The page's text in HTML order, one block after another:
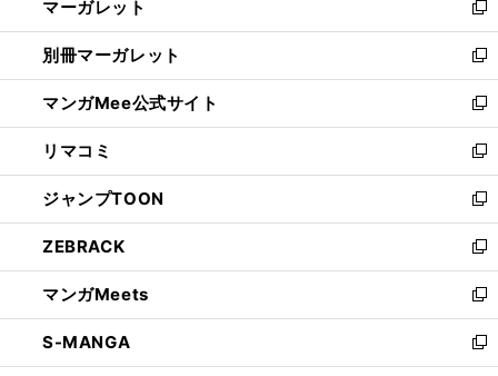
く
で
開
く
ド
ウ
で
開
く
い
ウ
ィ
ン
ド
ウ
で
開
く
マーガレット
新
し
い
ウ
ィ
ン
ド
ウ
で
開
く
別冊マーガレット
新
し
い
ウ
ィ
ン
ド
ウ
で
開
く
マンガMee公式サイト
新
し
い
ウ
ィ
ン
ド
ウ
で
開
く
リマコミ
新
し
い
ウ
ィ
ン
ド
ウ
で
開
ジャンプTOON
新
し
い
ウ
ィ
ン
ド
ウ
ZEBRACK
新
し
い
ウ
ィ
ン
マンガMeets
新
し
い
ウ
S-MANGA
新
し